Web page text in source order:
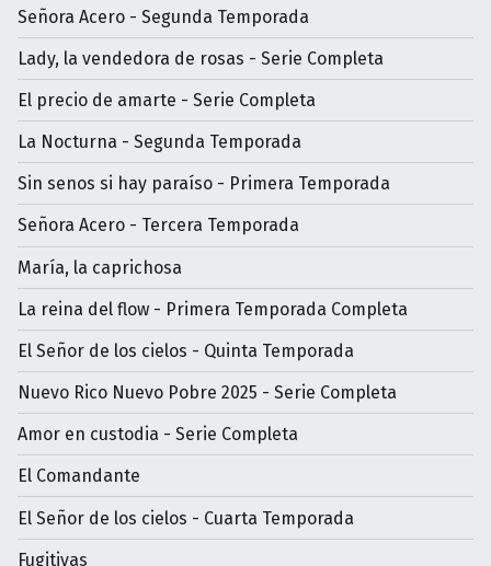
Señora Acero - Segunda Temporada
Lady, la vendedora de rosas - Serie Completa
El precio de amarte - Serie Completa
La Nocturna - Segunda Temporada
Sin senos si hay paraíso - Primera Temporada
Señora Acero - Tercera Temporada
María, la caprichosa
La reina del flow - Primera Temporada Completa
El Señor de los cielos - Quinta Temporada
Nuevo Rico Nuevo Pobre 2025 - Serie Completa
Amor en custodia - Serie Completa
El Comandante
El Señor de los cielos - Cuarta Temporada
Fugitivas